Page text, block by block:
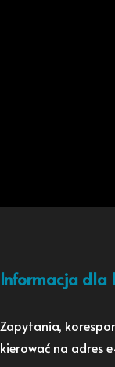
Informacja dla
Zapytania,
kierować na adres